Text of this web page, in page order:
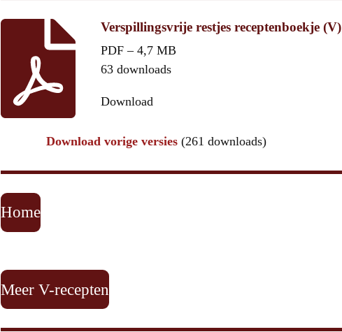
Verspillingsvrije restjes receptenboekje (V)
PDF – 4,7 MB
63 downloads
Download
Download vorige versies (261 downloads)
Home
Meer V-recepten